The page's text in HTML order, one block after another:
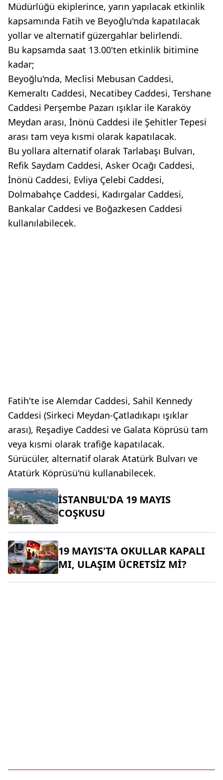
Müdürlüğü ekiplerince, yarın yapılacak etkinlik
kapsamında Fatih ve Beyoğlu'nda kapatılacak
yollar ve alternatif güzergahlar belirlendi.
Bu kapsamda saat 13.00'ten etkinlik bitimine
kadar;
Beyoğlu'nda, Meclisi Mebusan Caddesi,
Kemeraltı Caddesi, Necatibey Caddesi, Tershane
Caddesi Perşembe Pazarı ışıklar ile Karaköy
Meydan arası, İnönü Caddesi ile Şehitler Tepesi
arası tam veya kısmi olarak kapatılacak.
Bu yollara alternatif olarak Tarlabaşı Bulvarı,
Refik Saydam Caddesi, Asker Ocağı Caddesi,
İnönü Caddesi, Evliya Çelebi Caddesi,
Dolmabahçe Caddesi, Kadırgalar Caddesi,
Bankalar Caddesi ve Boğazkesen Caddesi
kullanılabilecek.
Fatih'te ise Alemdar Caddesi, Sahil Kennedy
Caddesi (Sirkeci Meydan-Çatladıkapı ışıklar
arası), Reşadiye Caddesi ve Galata Köprüsü tam
veya kısmi olarak trafiğe kapatılacak.
Sürücüler, alternatif olarak Atatürk Bulvarı ve
Atatürk Köprüsü'nü kullanabilecek.
İSTANBUL'DA 19 MAYIS
COŞKUSU
19 MAYIS'TA OKULLAR KAPALI
MI, ULAŞIM ÜCRETSİZ Mİ?